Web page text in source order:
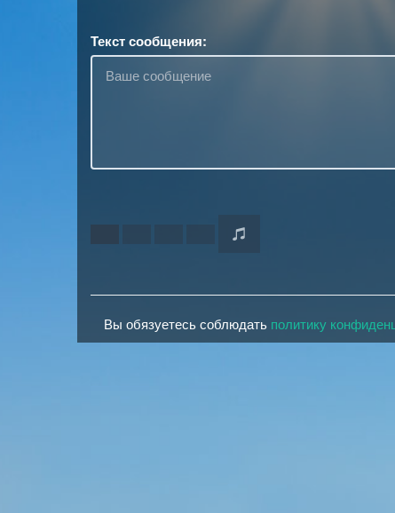
Текст сообщения:
Вы обязуетесь соблюдать политику